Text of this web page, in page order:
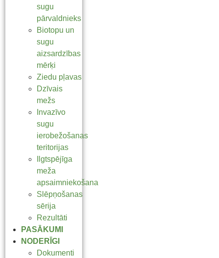
sugu
pārvaldnieks
Biotopu un
sugu
aizsardzības
mērķi
Ziedu pļavas
Dzīvais
mežs
Invazīvo
sugu
ierobežošanas
teritorijas
Ilgtspējīga
meža
apsaimniekošana
Slēpņošanas
sērija
Rezultāti
PASĀKUMI
NODERĪGI
Dokumenti